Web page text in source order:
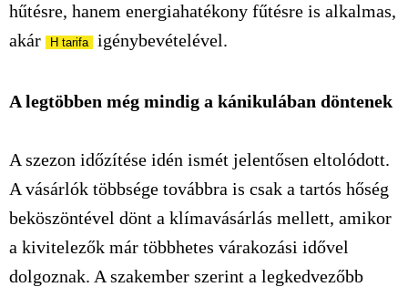
hűtésre, hanem energiahatékony fűtésre is alkalmas,
akár
H tarifa igénybevételével.
A legtöbben még mindig a kánikulában döntenek
A szezon időzítése idén ismét jelentősen eltolódott.
A vásárlók többsége továbbra is csak a tartós hőség
beköszöntével dönt a klímavásárlás mellett, amikor
a kivitelezők már többhetes várakozási idővel
dolgoznak. A szakember szerint a legkedvezőbb